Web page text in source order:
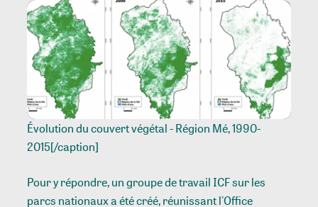
Évolution du couvert végétal - Région Mé, 1990-
2015[/caption]
Pour y répondre, un groupe de travail ICF sur les
parcs nationaux a été créé, réunissant l'Office